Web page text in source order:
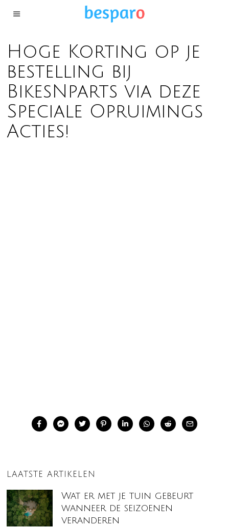
Hoge Korting op je
bestelling bij
BikesNparts via deze
Speciale Opruimings
Acties!
LAATSTE ARTIKELEN
Wat er met je tuin gebeurt
wanneer de seizoenen
veranderen